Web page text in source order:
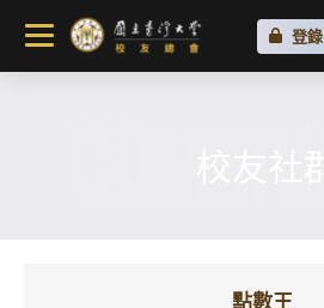
關於總會
最新消息
登錄
點數王